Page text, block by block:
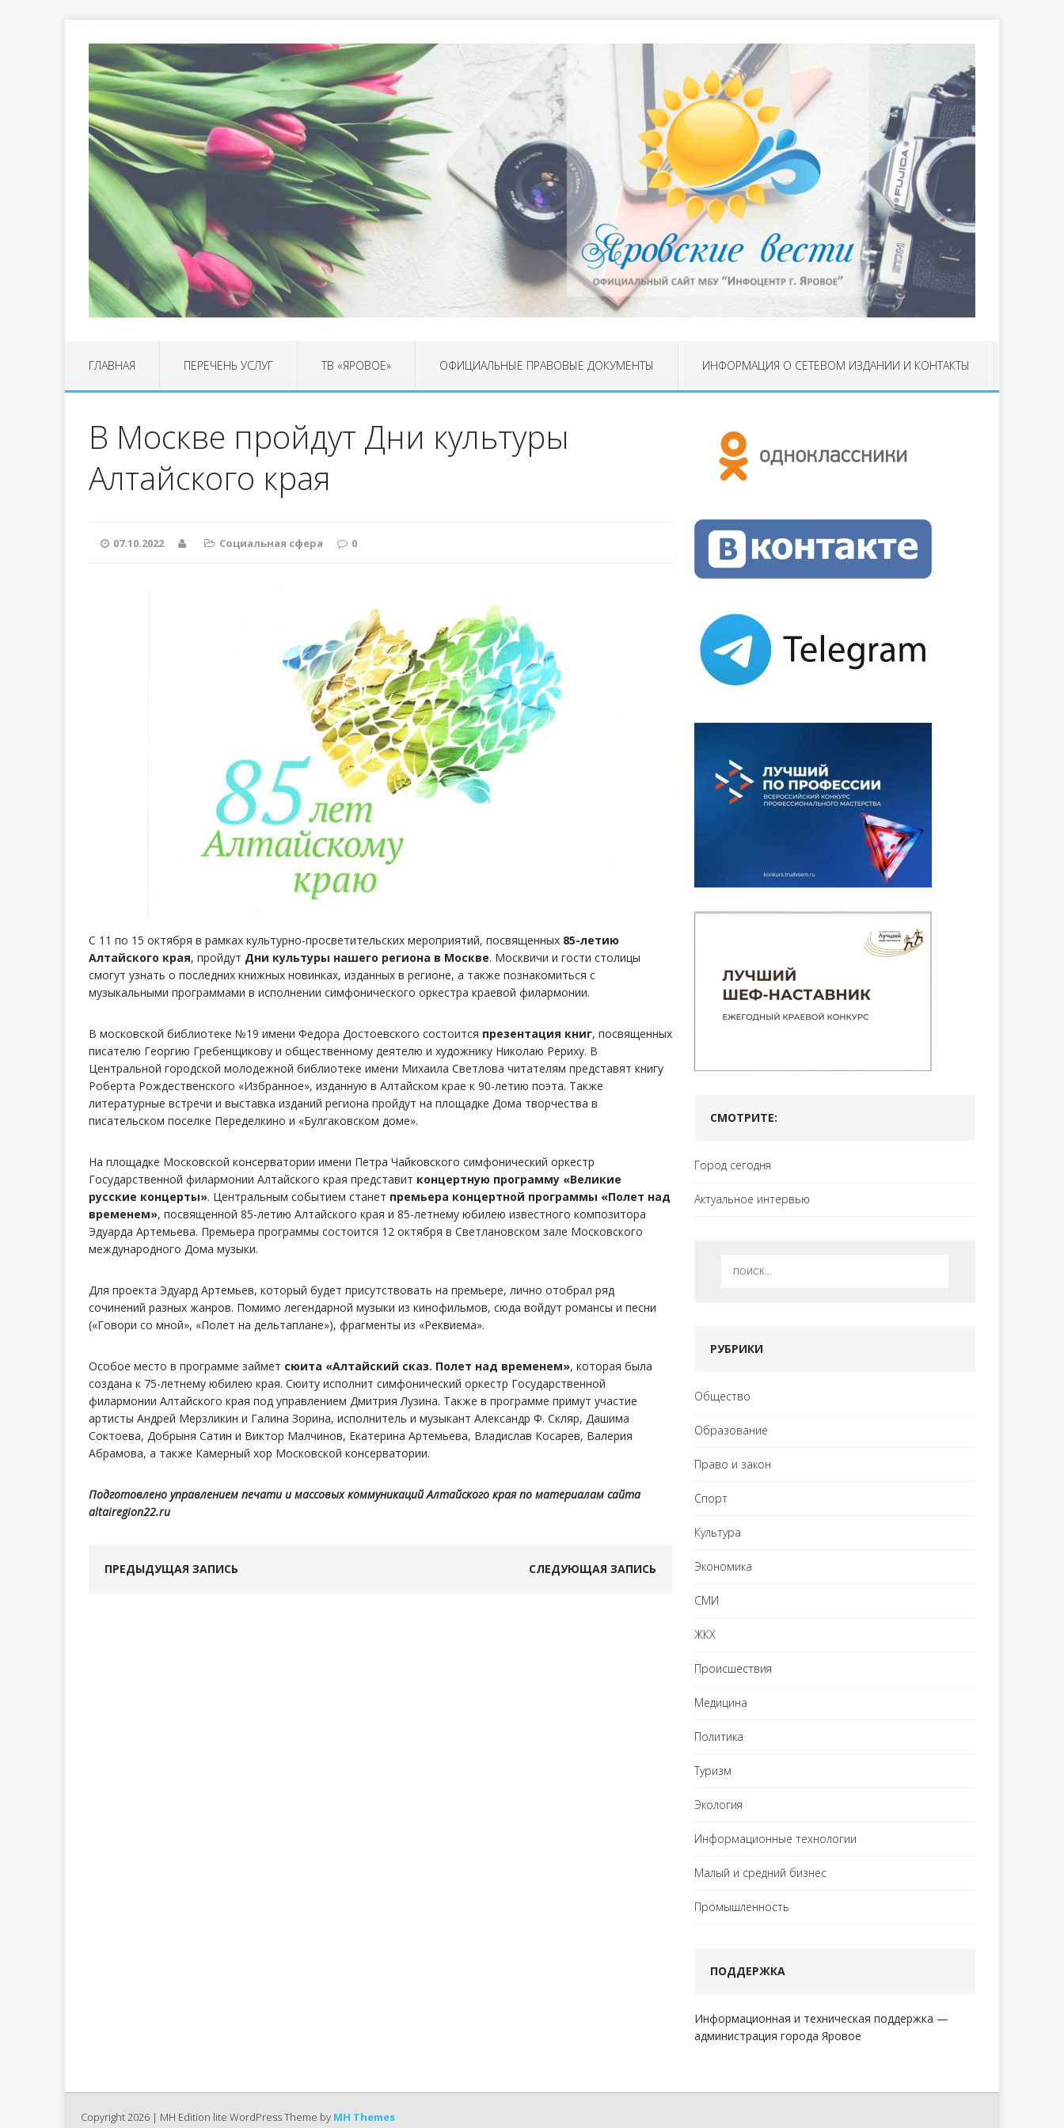
ГЛАВНАЯ ПЕРЕЧЕНЬ УСЛУГ ТВ «ЯРОВОЕ» ОФИЦИАЛЬНЫЕ ПРАВОВЫЕ ДОКУМЕНТЫ ИНФОРМАЦИЯ О СЕТЕВОМ ИЗДАНИИ И КОНТАКТЫ
В Москве пройдут Дни культуры
Алтайского края
07.10.2022 Социальная сфера 0
С 11 по 15 октября в рамках культурно-просветительских мероприятий, посвященных 85-летию
Алтайского края, пройдут Дни культуры нашего региона в Москве. Москвичи и гости столицы
смогут узнать о последних книжных новинках, изданных в регионе, а также познакомиться с
музыкальными программами в исполнении симфонического оркестра краевой филармонии.
В московской библиотеке №19 имени Федора Достоевского состоится презентация книг, посвященных
писателю Георгию Гребенщикову и общественному деятелю и художнику Николаю Рериху. В
Центральной городской молодежной библиотеке имени Михаила Светлова читателям представят книгу
Роберта Рождественского «Избранное», изданную в Алтайском крае к 90-летию поэта. Также
литературные встречи и выставка изданий региона пройдут на площадке Дома творчества в
писательском поселке Переделкино и «Булгаковском доме».
На площадке Московской консерватории имени Петра Чайковского симфонический оркестр
Государственной филармонии Алтайского края представит концертную программу «Великие
русские концерты». Центральным событием станет премьера концертной программы «Полет над
временем», посвященной 85-летию Алтайского края и 85-летнему юбилею известного композитора
Эдуарда Артемьева. Премьера программы состоится 12 октября в Светлановском зале Московского
международного Дома музыки.
Для проекта Эдуард Артемьев, который будет присутствовать на премьере, лично отобрал ряд
сочинений разных жанров. Помимо легендарной музыки из кинофильмов, сюда войдут романсы и песни
(«Говори со мной», «Полет на дельтаплане»), фрагменты из «Реквиема».
Особое место в программе займет сюита «Алтайский сказ. Полет над временем», которая была
создана к 75-летнему юбилею края. Сюиту исполнит симфонический оркестр Государственной
филармонии Алтайского края под управлением Дмитрия Лузина. Также в программе примут участие
артисты Андрей Мерзликин и Галина Зорина, исполнитель и музыкант Александр Ф. Скляр, Дашима
Соктоева, Добрыня Сатин и Виктор Малчинов, Екатерина Артемьева, Владислав Косарев, Валерия
Абрамова, а также Камерный хор Московской консерватории.
Подготовлено управлением печати и массовых коммуникаций Алтайского края по материалам сайта
altairegion22.ru
ПРЕДЫДУЩАЯ ЗАПИСЬ СЛЕДУЮЩАЯ ЗАПИСЬ
СМОТРИТЕ:
Город сегодня
Актуальное интервью
РУБРИКИ
Общество
Образование
Право и закон
Спорт
Культура
Экономика
СМИ
ЖКХ
Происшествия
Медицина
Политика
Туризм
Экология
Информационные технологии
Малый и средний бизнес
Промышленность
ПОДДЕРЖКА
Информационная и техническая поддержка —
администрация города Яровое
Copyright 2026 | MH Edition lite WordPress Theme by MH Themes